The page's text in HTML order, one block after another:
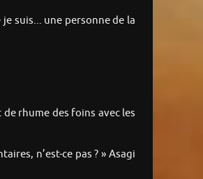
suis... une personne de la
rhume des foins avec les
n’est-ce pas ? » Asagi